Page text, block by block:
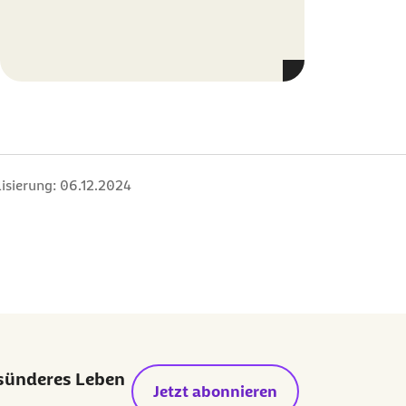
06.12.2024
Leben
Jetzt abonnieren